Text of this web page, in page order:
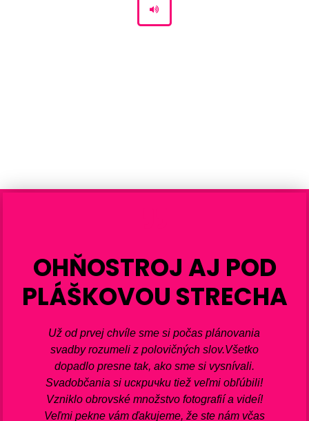
OHŇOSTROJ AJ POD
PLÁŠKOVOU STRECHA
Už od prvej chvíle sme si počas plánovania
svadby rozumeli z polovičných slov.Všetko
dopadlo presne tak, ako sme si vysnívali.
Svadobčania si искричku tiež veľmi obľúbili!
Vzniklo obrovské množstvo fotografií a videí!
Veľmi pekne vám ďakujeme, že ste nám včas